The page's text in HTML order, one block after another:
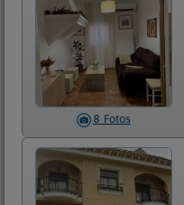
8 Fotos